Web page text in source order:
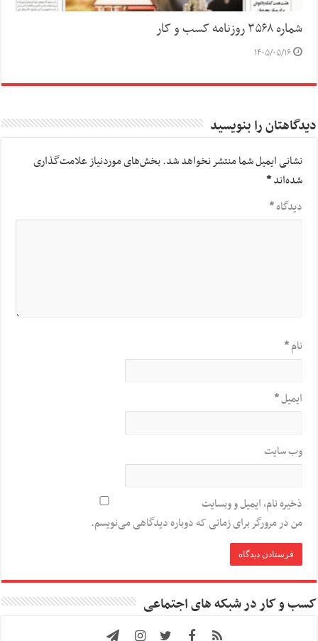
شماره ۳۵۶۸ روزنامه کسب و کار
۱۴۰۵/۰۵/۱۶
دیدگاهتان را بنویسید
نشانی ایمیل شما منتشر نخواهد شد.بخش‌های موردنیاز علامت‌گذاری
شده‌اند*
دیدگاه*
نام*
ایمیل*
وب‌ سایت
ذخیره نام، ایمیل و وبسایت
من در مرورگر برای زمانی که دوباره دیدگاهی می‌نویسم.
کسب و کار در شبکه های اجتماعی